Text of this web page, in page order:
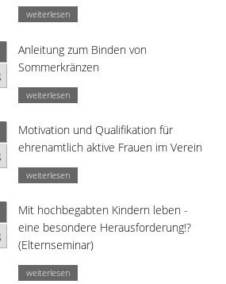
weiterlesen
Anleitung zum Binden von
Sommerkränzen
weiterlesen
Motivation und Qualifikation für
ehrenamtlich aktive Frauen im Verein
weiterlesen
Mit hochbegabten Kindern leben -
eine besondere Herausforderung!?
(Elternseminar)
weiterlesen